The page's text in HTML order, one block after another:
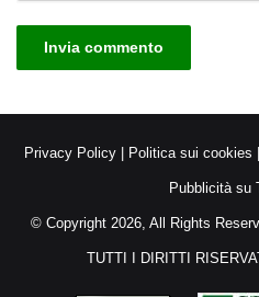
Privacy Policy| Politica sui cookies
Pubblicità su
© Copyright 2026, All Rights
TUTTI I DIRITTI